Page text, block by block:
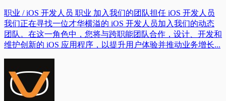
职业 / iOS 开发人员 职业 加入我们的团队担任 iOS 开发人员
我们正在寻找一位才华横溢的 iOS 开发人员加入我们的动态
团队。在这一角色中，您将与跨职能团队合作，设计、开发和
维护创新的 iOS 应用程序，以提升用户体验并推动业务增长...